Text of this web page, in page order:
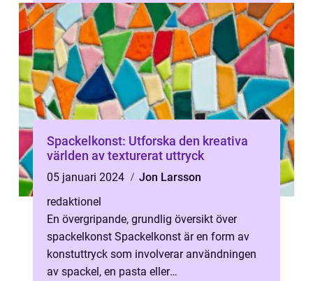
Spackelkonst: Utforska den kreativa
världen av texturerat uttryck
05 januari 2024
Jon Larsson
redaktionel
En övergripande, grundlig översikt över
spackelkonst Spackelkonst är en form av
konstuttryck som involverar användningen
av spackel, en pasta eller